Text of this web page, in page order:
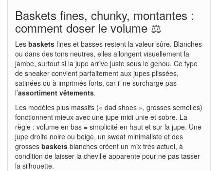
Baskets fines, chunky, montantes :
comment doser le volume ⚖️
Les baskets fines et basses restent la valeur sûre. Blanches
ou dans des tons neutres, elles allongent visuellement la
jambe, surtout si la jupe arrive juste sous le genou. Ce type
de sneaker convient parfaitement aux jupes plissées,
satinées ou à imprimés forts, car il ne surcharge pas
l’assortiment vêtements.
Les modèles plus massifs (« dad shoes », grosses semelles)
fonctionnent mieux avec une jupe midi unie et sobre. La
règle : volume en bas = simplicité en haut et sur la jupe. Une
jupe droite noire ou beige, un sweat minimaliste et des
grosses baskets blanches créent un mix très actuel, à
condition de laisser la cheville apparente pour ne pas tasser
la silhouette.